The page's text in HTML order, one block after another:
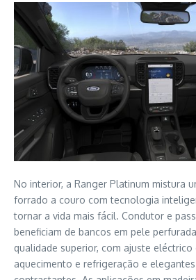
No interior, a Ranger Platinum mistura
forrado a couro com tecnologia
tornar a vida mais fácil. Condutor e
beneficiam de bancos em pele
qualidade superior, com ajuste eléctrico
aquecimento e refrigeração e